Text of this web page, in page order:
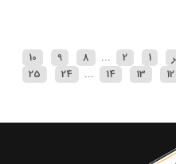
1
2
...
8
9
10
12
13
14
...
24
25